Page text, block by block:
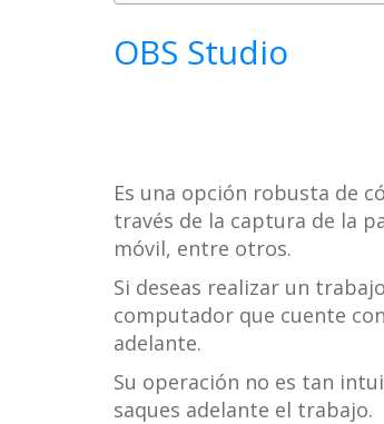
OBS Studio
Es una opción robusta de
través de la captura de la
móvil, entre otros.
Si deseas realizar un
computador que cuente
adelante.
Su operación no es tan
saques adelante el trabajo.